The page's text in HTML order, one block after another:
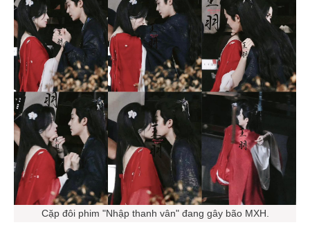
Cặp đôi phim "Nhập thanh vân" đang gây bão MXH.